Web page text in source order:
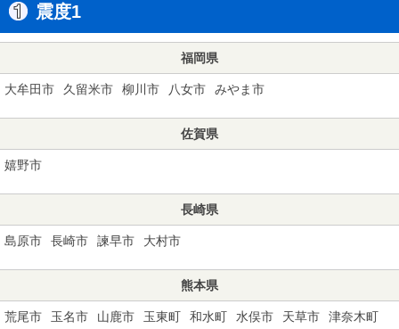
震度1
福岡県
大牟田市 久留米市 柳川市 八女市 みやま市
佐賀県
嬉野市
長崎県
島原市 長崎市 諫早市 大村市
熊本県
荒尾市 玉名市 山鹿市 玉東町 和水町 水俣市 天草市
津奈木町